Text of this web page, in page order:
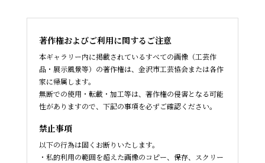
著作権およびご利用に関するご注意
本ギャラリー内に掲載されているすべての画像（工芸作
品・展示風景等）の著作権は、金沢市工芸協会または各作
家に帰属します。
無断での使用・転載・加工等は、著作権の侵害となる可能
性がありますので、下記の事項を必ずご確認ください。
禁止事項
以下の行為は固くお断りいたします。
私的利用の範囲を超えた画像のコピー、保存、スクリー